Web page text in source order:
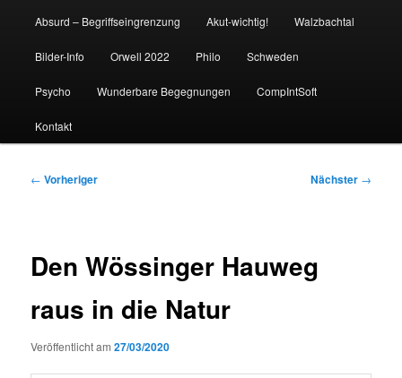
Absurd – Begriffseingrenzung Akut-wichtig! Walzbachtal
Bilder-Info Orwell 2022 Philo Schweden
Psycho Wunderbare Begegnungen CompIntSoft
Kontakt
Beitragsnavigation
← Vorheriger Nächster →
Den Wössinger Hauweg
raus in die Natur
Veröffentlicht am27/03/2020